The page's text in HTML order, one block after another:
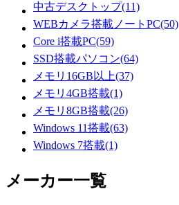
中古デスクトップ(11)
WEBカメラ搭載ノートPC(50)
Core i搭載PC(59)
SSD搭載パソコン(64)
メモリ16GB以上(37)
メモリ4GB搭載(1)
メモリ8GB搭載(26)
Windows 11搭載(63)
Windows 7搭載(1)
メーカー一覧